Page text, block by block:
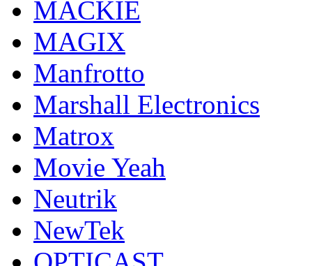
MACKIE
MAGIX
Manfrotto
Marshall Electronics
Matrox
Movie Yeah
Neutrik
NewTek